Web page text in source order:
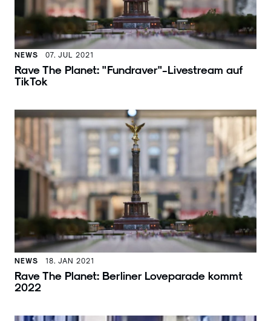
NEWS 07. JUL 2021
Rave The Planet: "Fundraver"-Livestream auf
TikTok
NEWS 18. JAN 2021
Rave The Planet: Berliner Loveparade kommt
2022